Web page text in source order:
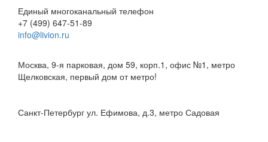
Единый многоканальный телефон
+7 (499) 647-51-89
info@livion.ru
Москва, 9-я парковая, дом 59, корп.1, офис №1, метро
Щелковская, первый дом от метро!
Санкт-Петербург ул. Ефимова, д.3, метро Садовая